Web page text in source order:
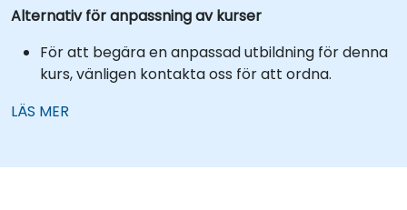
Alternativ för anpassning av kurser
För att begära en anpassad utbildning för denna
kurs, vänligen kontakta oss för att ordna.
LÄS MER